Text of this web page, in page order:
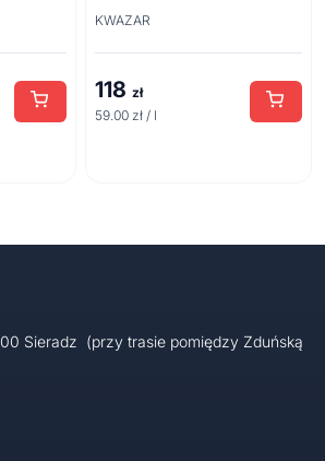
acid line 2L
KWAZAR
118 zł
59.00 zł / l
Sieradz (przy trasie pomiędzy Zduńską